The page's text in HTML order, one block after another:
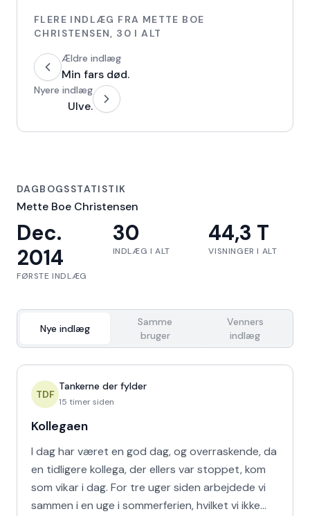
FLERE INDLÆG FRA METTE BOE
CHRISTENSEN, 30 I ALT
Ældre indlæg
Min fars død.
Nyere indlæg
Ulve.
DAGBOGSSTATISTIK
Mette Boe Christensen
Dec.
2014
FØRSTE INDLÆG
30
INDLÆG I ALT
44,3 T
VISNINGER I ALT
Nye indlæg
Samme
bruger
Venners
indlæg
TDF
Tankerne der fylder
15 timer siden
Kollegaen
I dag har været en god dag, og overraskende, da
en tidligere kollega, der ellers var stoppet, kom
som vikar i dag. For tre uger siden arbejdede vi
sammen i en uge i sommerferien, hvilket vi ikke